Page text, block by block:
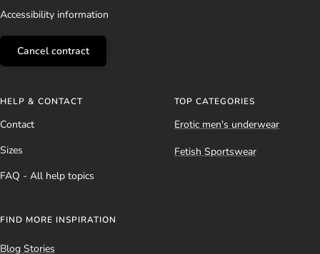
Accessibility information
Cancel contract
HELP & CONTACT
Contact
Sizes
FAQ - All help topics
TOP CATEGORIES
Erotic men's underwear
Fetish Sportswear
FIND MORE INSPIRATION
Blog Stories